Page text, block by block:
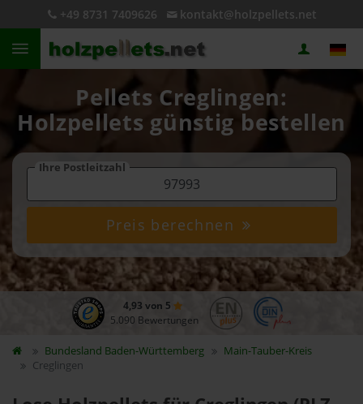
+49 8731 7409626 kontakt@holzpellets.net
Pellets Creglingen:
Holzpellets günstig bestellen
Ihre Postleitzahl
Preis berechnen
4,93 von 5
5.090 Bewertungen
Bundesland Baden-Württemberg
Main-Tauber-Kreis
Creglingen